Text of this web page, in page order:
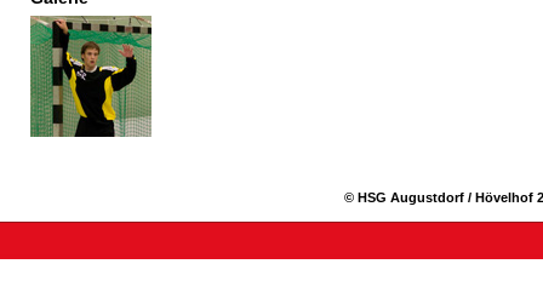
© HSG Augustdorf / Hövelhof